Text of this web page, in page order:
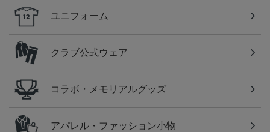
ユニフォーム
クラブ公式ウェア
コラボ・メモリアルグッズ
アパレル・ファッション小物